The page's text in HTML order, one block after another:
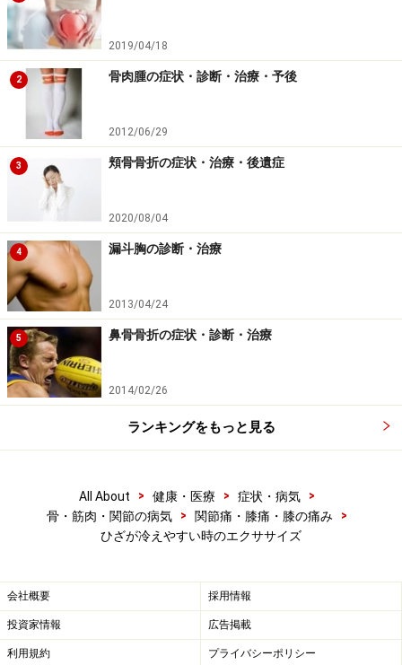
ひざを伸ばすと痛むという人は無理はしないで下さい
２．ひざを無理のない範囲にゆっくりと伸ばします。
2019/04/18
2 骨肉腫の症状・診断・治療・予後
2012/06/29
3 頬骨骨折の症状・治療・後遺症
2020/08/04
4 漏斗胸の診断・治療
2013/04/24
5 鼻骨骨折の症状・診断・治療
2014/02/26
ランキングをもっと見る
All About > 健康・医療 > 症状・病気
>
骨・筋肉・関節の病気
> 関節痛・膝痛・膝の痛み
>
ひざが冷えやすい時のエクササイズ
会社概要 採用情報
投資家情報 広告掲載
利用規約 プライバシーポリシー